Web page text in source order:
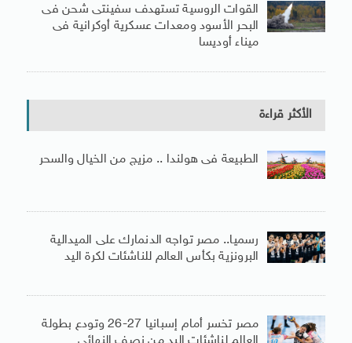
القوات الروسية تستهدف سفينتى شحن فى
البحر الأسود ومعدات عسكرية أوكرانية فى
ميناء أوديسا
الأكثر قراءة
الطبيعة فى هولندا .. مزيج من الخيال والسحر
رسميا.. مصر تواجه الدنمارك على الميدالية
البرونزية بكأس العالم للناشئات لكرة اليد
مصر تخسر أمام إسبانيا 27-26 وتودع بطولة